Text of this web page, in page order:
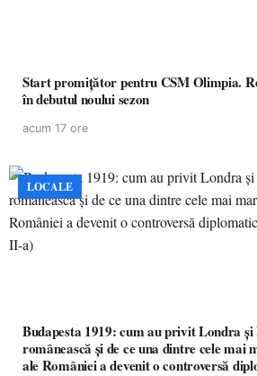
Start promițător pentru CSM Olimpia.
în debutul noului sezon
acum 17 ore
LOCALE
Budapesta 1919: cum au privit Londra și
românească și de ce una dintre cele
ale României a devenit o controversă